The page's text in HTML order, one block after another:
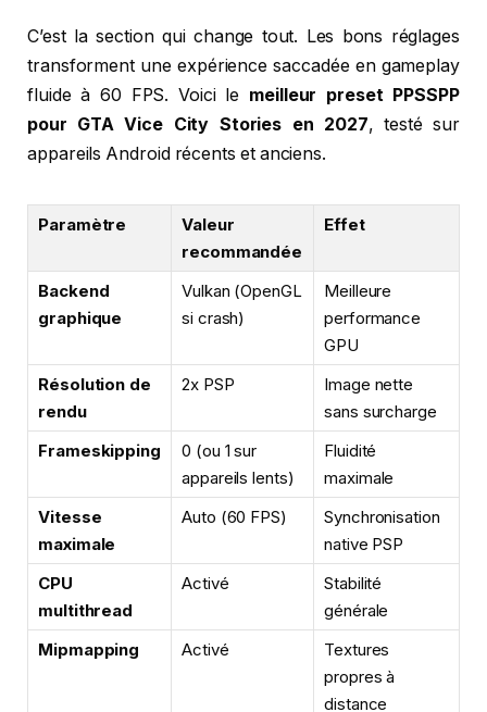
C’est la section qui change tout. Les bons réglages
transforment une expérience saccadée en gameplay
fluide à 60 FPS. Voici le meilleur preset PPSSPP
pour GTA Vice City Stories en 2027, testé sur
appareils Android récents et anciens.
Paramètre
Valeur
recommandée
Effet
Backend
graphique
Vulkan (OpenGL
si crash)
Meilleure
performance
GPU
Résolution de
rendu
2x PSP
Image nette
sans surcharge
Frameskipping
0 (ou 1 sur
appareils lents)
Fluidité
maximale
Vitesse
maximale
Auto (60 FPS)
Synchronisation
native PSP
CPU
multithread
Activé
Stabilité
générale
Mipmapping
Activé
Textures
propres à
distance